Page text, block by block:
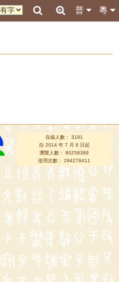
粵
普
在線人數： 3191
自 2014 年 7 月 8 日起
瀏覽人數： 80258389
使用次數： 294278411